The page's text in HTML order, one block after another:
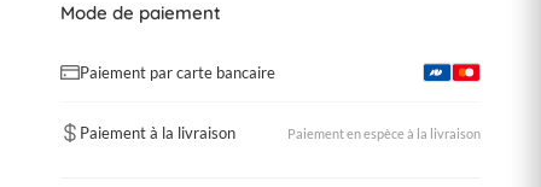
Mode de paiement
Paiement par carte bancaire
Paiement à la livraison Paiement en espèce à la livraison